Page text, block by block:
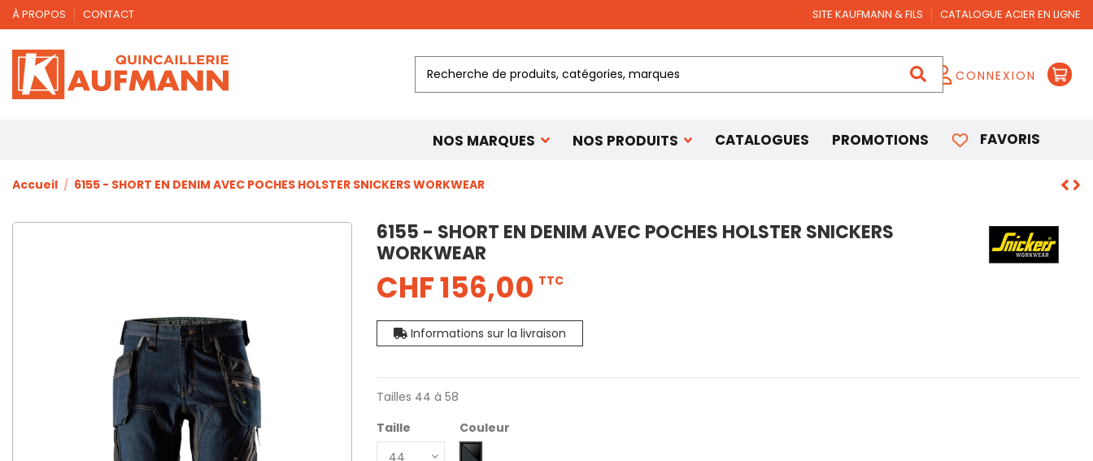
À PROPOS CONTACT SITE KAUFMANN & FILS CATALOGUE ACIER EN LIGNE
CONNEXION
FAVORIS
PROMOTIONS
CATALOGUES
NOS PRODUITS
NOS MARQUES
Accueil 6155 - SHORT EN DENIM AVEC POCHES HOLSTER SNICKERS WORKWEAR
6155 - SHORT EN DENIM AVEC POCHES HOLSTER SNICKERS
WORKWEAR
CHF 156,00 TTC
Informations sur la livraison
Tailles 44 à 58
Taille
Couleur
6504 - Denim - Noir